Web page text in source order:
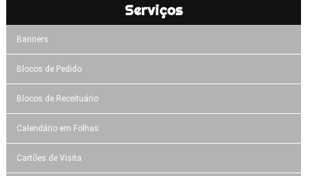
Serviços
Banners
Blocos de Pedido
Blocos de Receituário
Calendário em Folhas
Cartões de Visita